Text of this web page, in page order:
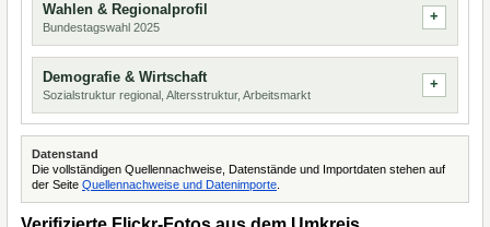
Wahlen & Regionalprofil
Bundestagswahl 2025
Demografie & Wirtschaft
Sozialstruktur regional, Altersstruktur, Arbeitsmarkt
Datenstand
Die vollständigen Quellennachweise, Datenstände und Importdaten stehen auf
der Seite Quellennachweise und Datenimporte